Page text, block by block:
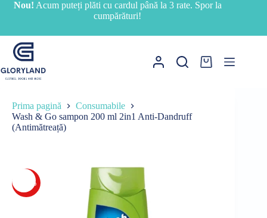
SariNou! Acum puteți plăti cu cardul până la 3 rate. Spor la
cumpărături!
Coș
Prima pagină
Consumabile
Wash & Go sampon 200 ml 2in1 Anti-Dandruff
(Antimătreață)
-26%